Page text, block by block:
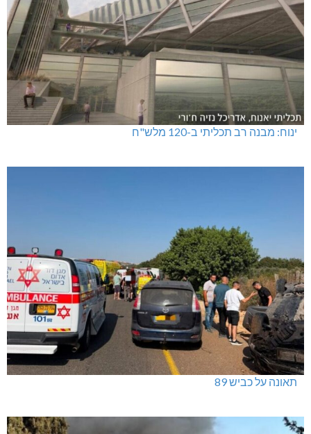
ינוח: מבנה רב תכליתי ב-120 מלש"ח
תאונה על כביש 89